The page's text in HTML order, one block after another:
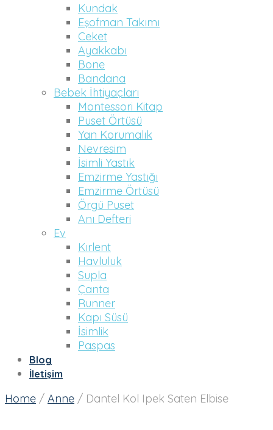
Kundak
Eşofman Takımı
Ceket
Ayakkabı
Bone
Bandana
Bebek İhtiyaçları
Montessori Kitap
Puset Örtüsü
Yan Korumalık
Nevresim
İsimli Yastık
Emzirme Yastığı
Emzirme Örtüsü
Örgü Puset
Anı Defteri
Ev
Kırlent
Havluluk
Supla
Çanta
Runner
Kapı Süsü
İsimlik
Paspas
Blog
İletişim
Home / Anne / Dantel Kol Ipek Saten Elbise